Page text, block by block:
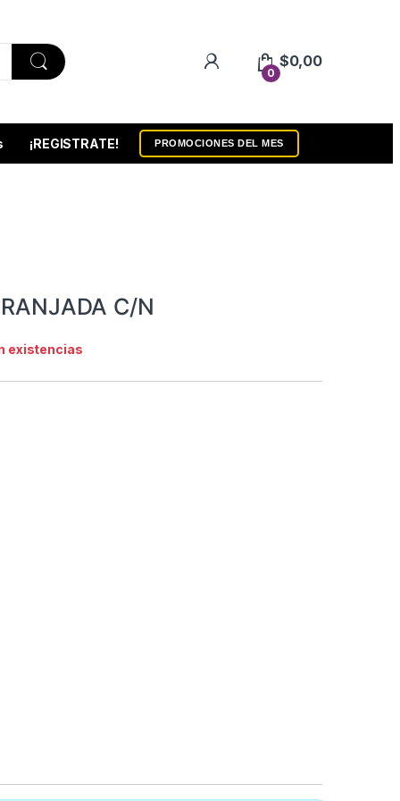
0
$0,00
¡REGISTRATE! PROMOCIONES DEL MES
C/N
existencias